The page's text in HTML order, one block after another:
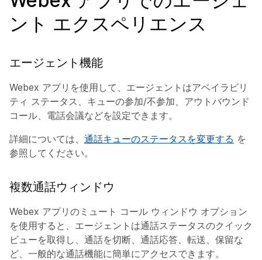
ント エクスペリエンス
エージェント機能
Webex アプリを使用して、エージェントはアベイラビリ
ティ ステータス、キューの参加/不参加、アウトバウンド
コール、電話会議などを設定できます。
詳細については、 通話キューのステータスを変更する を
参照してください。
複数通話ウィンドウ
Webex アプリのミュート コール ウィンドウ オプション
を使用すると、エージェントは通話ステータスのクイック
ビューを取得し、通話を切断、通話応答、転送、保留な
ど、一般的な通話機能に簡単にアクセスできます。